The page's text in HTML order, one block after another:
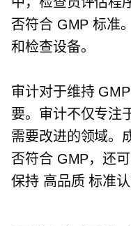
否符合 GMP 标准
和检查设备。
审计对于维持
要。审计不仅专注
需要改进的领域。
否符合 GMP，还
保持 高品质 标准